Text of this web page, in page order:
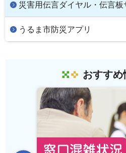
災害用伝言ダイヤル・伝言板
うるま市防災アプリ
おすすめ